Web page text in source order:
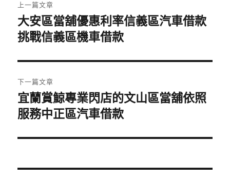
章
導
覽
上一篇文章
上
一
文
章:
大安區當舖優惠利率信義區汽車借款
挑戰信義區機車借款
下一篇文章
下
一
文
宜蘭賞鯨專業閃店的文山區當舖依照
服務中正區汽車借款